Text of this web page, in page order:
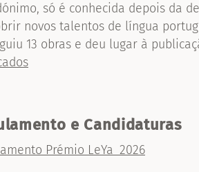
só é conhecida depois da
novos talentos de língua
13 obras e deu lugar à
e Candidaturas
Prémio LeYa_2026